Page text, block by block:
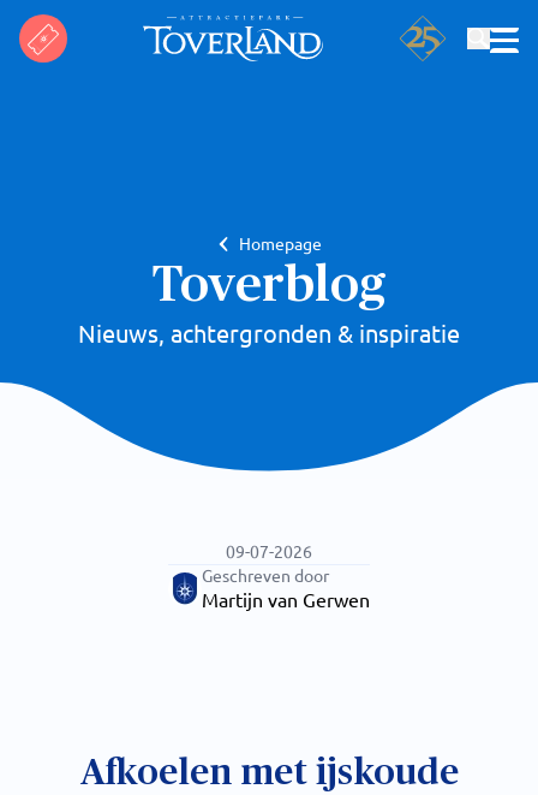
Homepage
Toverblog
Nieuws, achtergronden & inspiratie
09-07-2026
Geschreven door
Martijn van Gerwen
Afkoelen met ijskoude